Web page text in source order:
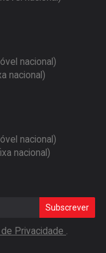
nacional)
nacional)
nacional)
nacional)
Subscrever
de Privacidade .